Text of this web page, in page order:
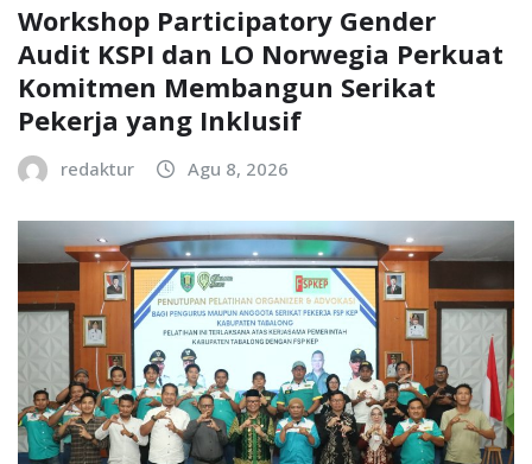
Workshop Participatory Gender
Audit KSPI dan LO Norwegia Perkuat
Komitmen Membangun Serikat
Pekerja yang Inklusif
redaktur Agu 8, 2026